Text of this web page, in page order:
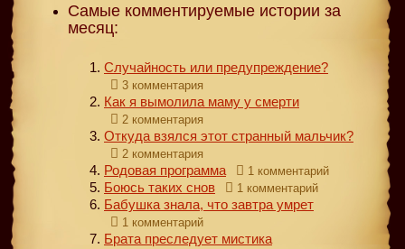
Самые комментируемые истории за
месяц:
Случайность или предупреждение?
3 комментария
Как я вымолила маму у смерти
2 комментария
Откуда взялся этот странный мальчик?
2 комментария
Родовая программа 1 комментарий
Боюсь таких снов 1 комментарий
Бабушка знала, что завтра умрет
1 комментарий
Брата преследует мистика